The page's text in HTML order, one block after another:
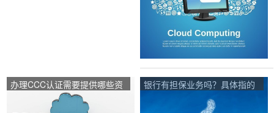
办理CCC认证需要提供哪些资
料及流程？
银行有担保业务吗？具体指的
是什么业务谢谢？